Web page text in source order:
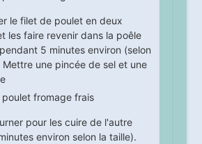
le filet de poulet en deux
les faire revenir dans la poêle
5 minutes environ (selon
Mettre une pincée de sel et une
pour les cuire de l'autre
environ selon la taille).